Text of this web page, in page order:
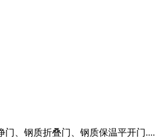
、钢质折叠门、钢质保温平开门....